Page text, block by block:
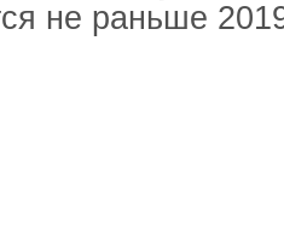
не раньше